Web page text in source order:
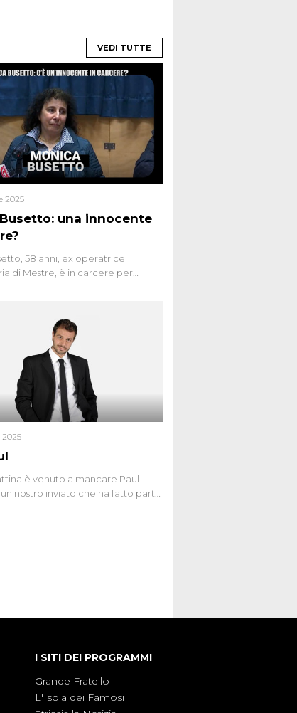
VEDI TUTTE
una innocente
2025
58 anni, ex operatrice
di Mestre, è in carcere per
innocente. Nel 2015
confessa lo stesso delitto, poi
colpevoli per un solo omicidio:
o giustizia cieca?
è venuto a mancare Paul
nostro inviato che ha fatto parte
I SITI DEI PROGRAMMI
Grande Fratello
L'Isola dei Famosi